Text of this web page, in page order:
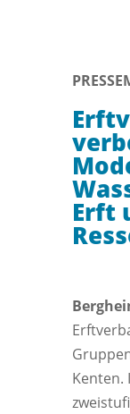
Erft
Kenten.